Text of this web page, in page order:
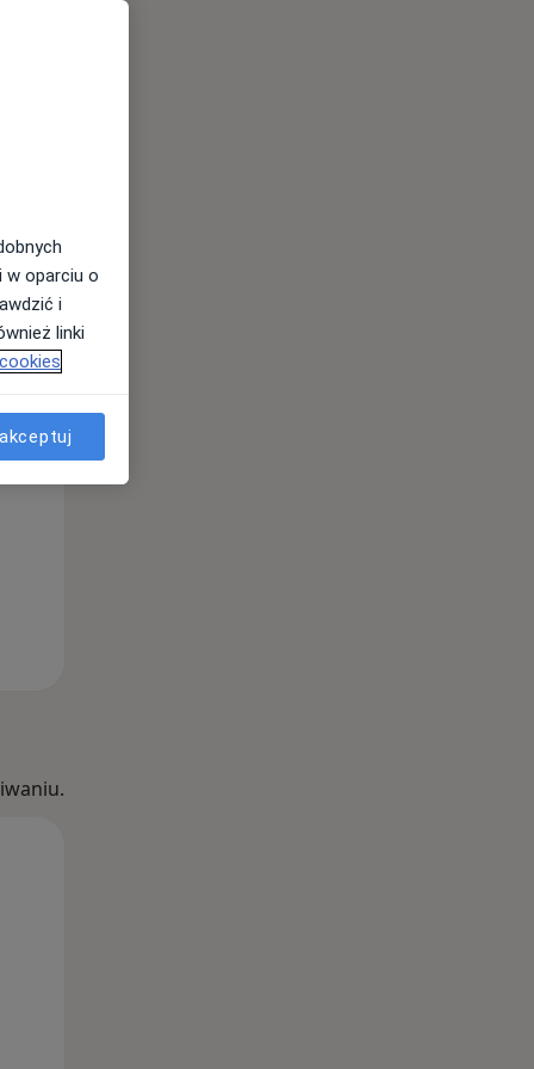
w oparciu o
i
linki